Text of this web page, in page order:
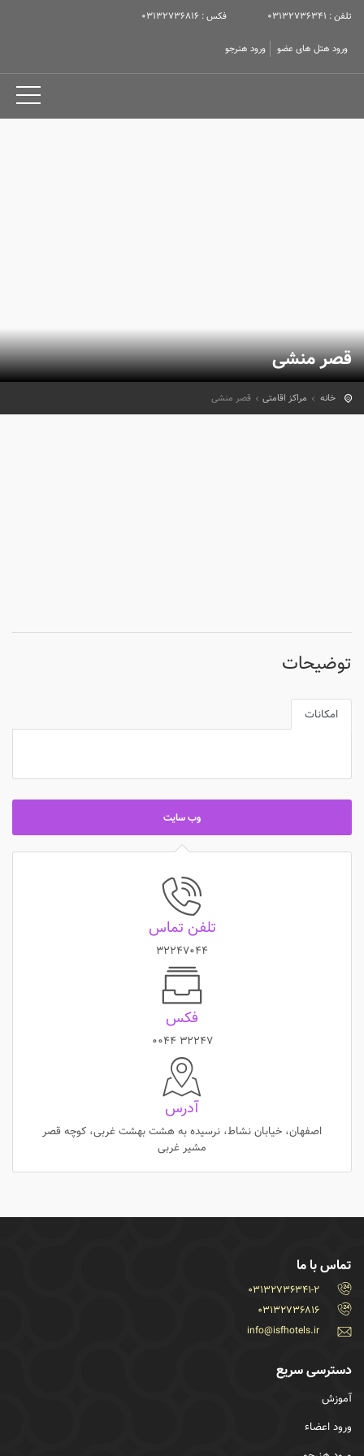
تلفن : 03132736341 فکس : 03132736816
ورود هتل های عضو ورود هنرجو
قصر منشی
خانه مراکز اقامتی قصر منشی
توضیحات
امکانات
وب سایت
تلفن تماس
32247044
فکس
32247 0044
آدرس
اصفهان، خیابان نشاط، نرسیده به هشت بهشت غربی، کوچه قصر
مشیر غربی
تماس با ما
03132736341-2
03132736816
info@isfhotels.ir
دسترسی سریع
آموزش
ورود اعضاء